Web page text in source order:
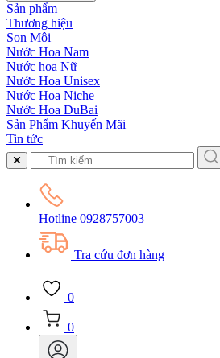
Sản phẩm
Thương hiệu
Son Môi
Nước Hoa Nam
Nước hoa Nữ
Nước Hoa Unisex
Nước Hoa Niche
Nước Hoa DuBai
Sản Phẩm Khuyến Mãi
Tin tức
Hotline 0928757003
Tra cứu đơn hàng
0
0